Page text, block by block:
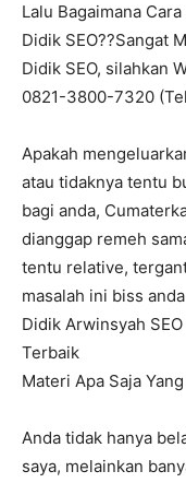
Lalu Bagaimana
Didik SEO??Sangat
Didik SEO, silahkan
0821-3800-7320
Apakah
atau tidaknya tentu
bagi anda,
dianggap remeh
tentu relative,
masalah ini biss
Didik Arwinsyah
Terbaik
Materi Apa Saja
Anda tidak hanya
saya, melainkan